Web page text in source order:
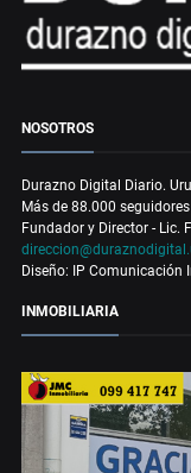
NOSOTROS
Durazno Digital Diario.
Más de 88.000
Fundador y Director - Lic.
Diseño: IP Comunicación
INMOBILIARIA